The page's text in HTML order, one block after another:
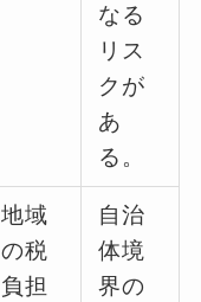
なる
リス
クが
あ
る。
地域
の税
負担
自治
体境
界の